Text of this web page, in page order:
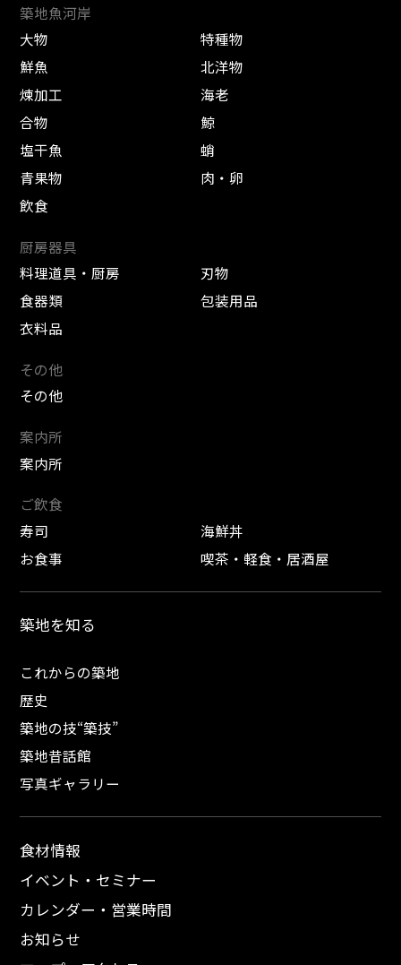
築地魚河岸
大物
特種物
鮮魚
北洋物
煉加工
海老
合物
鯨
塩干魚
蛸
青果物
肉・卵
飲食
厨房器具
料理道具・厨房
刃物
食器類
包装用品
衣料品
その他
その他
案内所
案内所
ご飲食
寿司
海鮮丼
お食事
喫茶・軽食・居酒屋
築地を知る
これからの築地
歴史
築地の技“築技”
築地昔話館
写真ギャラリー
食材情報
イベント・セミナー
カレンダー・営業時間
お知らせ